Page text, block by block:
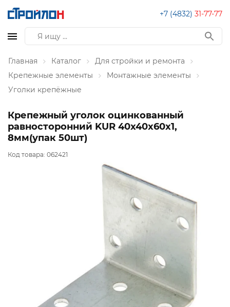
+7 (4832) 31-77-77
Главная Каталог
Для стройки и ремонта
Крепежные элементы
Монтажные элементы
Уголки крепёжные
Крепежный уголок оцинкованный
равносторонний KUR 40х40х60х1,
8мм(упак 50шт)
Код товара: 062421